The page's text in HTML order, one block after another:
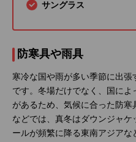
サングラス
防寒具や雨具
寒冷な国や雨が多い季節に出
です。冬場だけでなく、国によ
があるため、気候に合った防
などでは、真冬はダウンジャ
ールが頻繁に降る東南アジアな